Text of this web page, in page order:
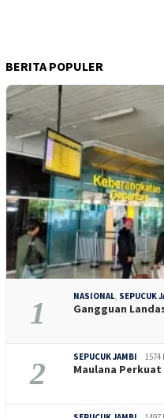
BERITA POPULER
1 NASIONAL SEPUCUK
Gangguan
2 SEPUCUK JAMBI
Maulana